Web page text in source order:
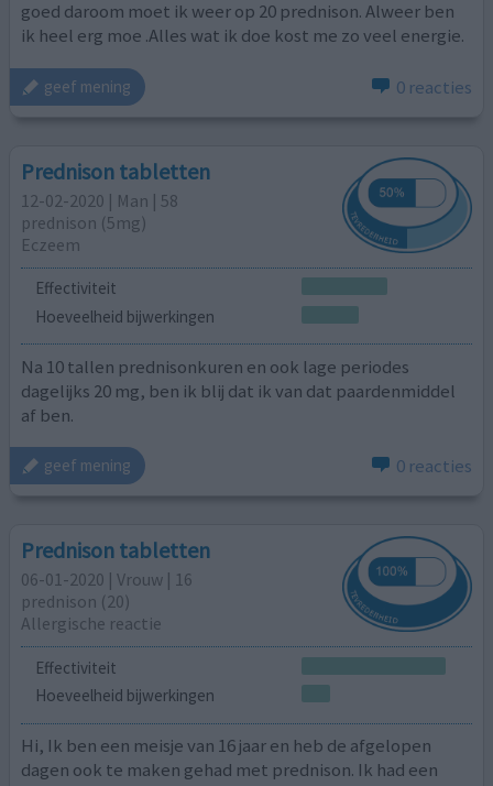
goed daroom moet ik weer op 20 prednison. Alweer ben
ik heel erg moe .Alles wat ik doe kost me zo veel energie.
geef mening 0 reacties
Prednison tabletten
12-02-2020 | Man | 58
prednison (5mg)
Eczeem
Effectiviteit
Hoeveelheid bijwerkingen
Na 10 tallen prednisonkuren en ook lage periodes
dagelijks 20 mg, ben ik blij dat ik van dat paardenmiddel
af ben.
geef mening 0 reacties
Prednison tabletten
06-01-2020 | Vrouw | 16
prednison (20)
Allergische reactie
Effectiviteit
Hoeveelheid bijwerkingen
Hi, Ik ben een meisje van 16 jaar en heb de afgelopen
dagen ook te maken gehad met prednison. Ik had een